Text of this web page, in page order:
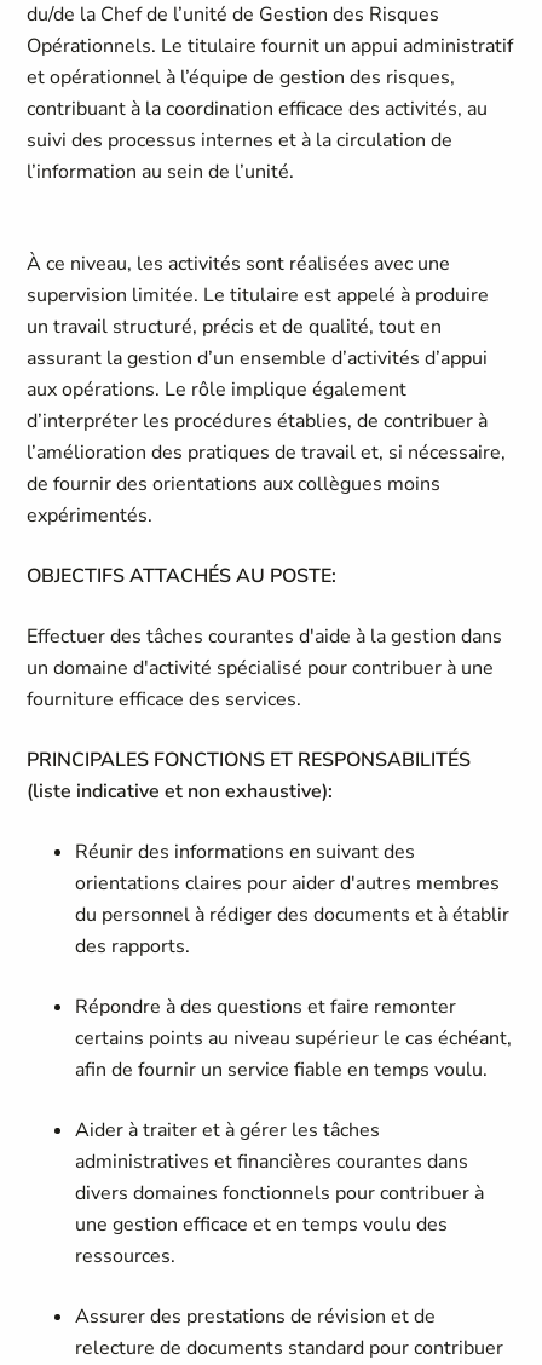
du/de la Chef de l’unité de Gestion des Risques
Opérationnels. Le titulaire fournit un appui administratif
et opérationnel à l’équipe de gestion des risques,
contribuant à la coordination efficace des activités, au
suivi des processus internes et à la circulation de
l’information au sein de l’unité.
À ce niveau, les activités sont réalisées avec une
supervision limitée. Le titulaire est appelé à produire
un travail structuré, précis et de qualité, tout en
assurant la gestion d’un ensemble d’activités d’appui
aux opérations. Le rôle implique également
d’interpréter les procédures établies, de contribuer à
l’amélioration des pratiques de travail et, si nécessaire,
de fournir des orientations aux collègues moins
expérimentés.
OBJECTIFS ATTACHÉS AU POSTE:
Effectuer des tâches courantes d'aide à la gestion dans
un domaine d'activité spécialisé pour contribuer à une
fourniture efficace des services.
PRINCIPALES FONCTIONS ET RESPONSABILITÉS
(liste indicative et non exhaustive):
Réunir des informations en suivant des
orientations claires pour aider d'autres membres
du personnel à rédiger des documents et à établir
des rapports.
Répondre à des questions et faire remonter
certains points au niveau supérieur le cas échéant,
afin de fournir un service fiable en temps voulu.
Aider à traiter et à gérer les tâches
administratives et financières courantes dans
divers domaines fonctionnels pour contribuer à
une gestion efficace et en temps voulu des
ressources.
Assurer des prestations de révision et de
relecture de documents standard pour contribuer